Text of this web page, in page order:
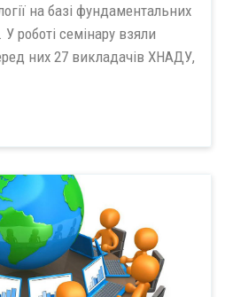
на базі фундаментальних
роботі семінару взяли
них 27 викладачів ХНАДУ,